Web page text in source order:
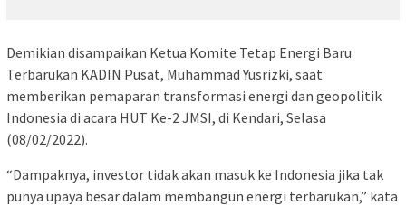
Demikian disampaikan Ketua Komite Tetap Energi Baru
Terbarukan KADIN Pusat, Muhammad Yusrizki, saat
memberikan pemaparan transformasi energi dan geopolitik
Indonesia di acara HUT Ke-2 JMSI, di Kendari, Selasa
(08/02/2022).
“Dampaknya, investor tidak akan masuk ke Indonesia jika tak
punya upaya besar dalam membangun energi terbarukan,” kata